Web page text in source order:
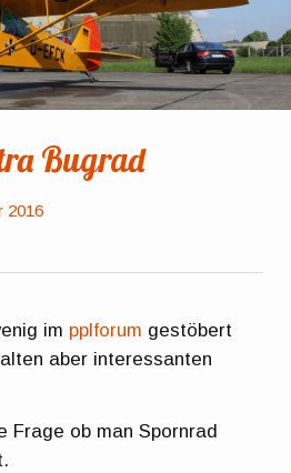
Bugrad
2016
im pplforum gestöbert
aber interessanten
Frage ob man Spornrad